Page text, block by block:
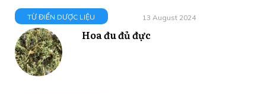
TỪ ĐIỂN DƯỢC LIỆU 13 August 2024
Hoa đu đủ đực